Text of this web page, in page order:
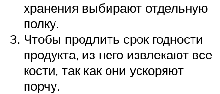
хранения выбирают отдельную
полку.
Чтобы продлить срок годности
продукта, из него извлекают все
кости, так как они ускоряют
порчу.